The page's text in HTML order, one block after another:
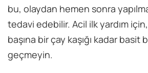
bu, olaydan hemen sonra
tedavi edebilir. Acil ilk yardım
başına bir çay kaşığı kadar
geçmeyin.